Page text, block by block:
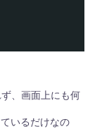
、画面上にも何
いるだけなの